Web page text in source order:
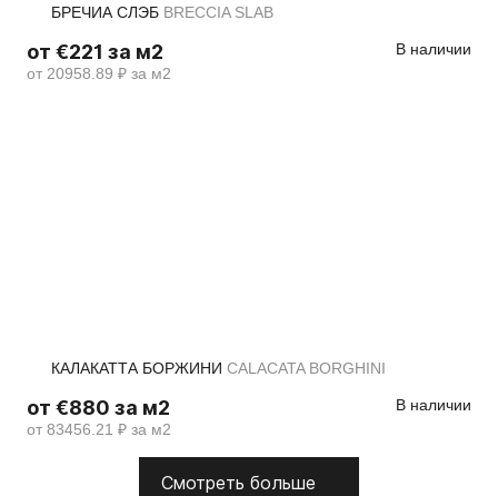
БРЕЧИА СЛЭБ BRECCIA SLAB
от €221 за м2
от 20958.89 ₽ за м2
В наличии
КАЛАКАТТА БОРЖИНИ CALACATA BORGHINI
от €880 за м2
от 83456.21 ₽ за м2
В наличии
Смотреть больше